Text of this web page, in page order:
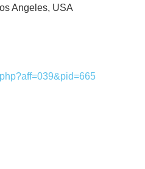
Angeles, USA